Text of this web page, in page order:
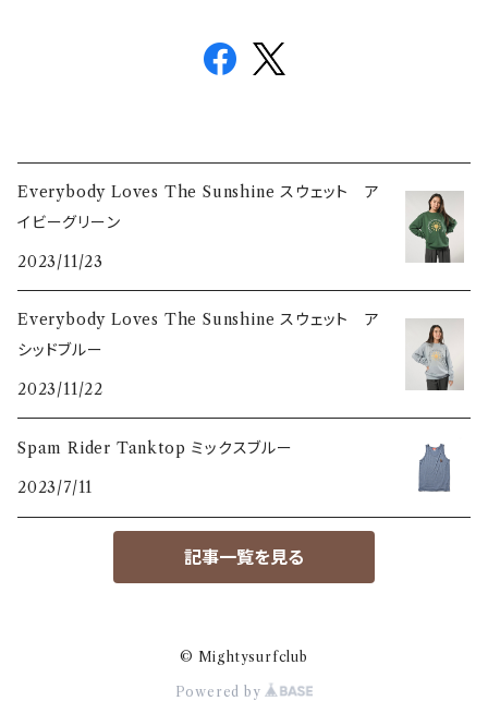
Everybody Loves The Sunshine スウェット ア
イビーグリーン
2023/11/23
Everybody Loves The Sunshine スウェット ア
シッドブルー
2023/11/22
Spam Rider Tanktop ミックスブルー
2023/7/11
記事一覧を見る
© Mightysurfclub
Powered by